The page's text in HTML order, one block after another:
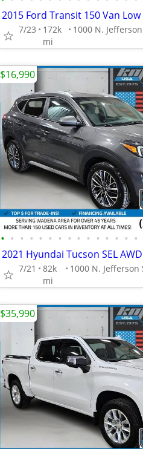
7/23
172k
mi
• • • • • • • • • • • • • • •
2021 Hyundai Tucson SEL AWD
7/21
82k
mi
$16,990
$35,990